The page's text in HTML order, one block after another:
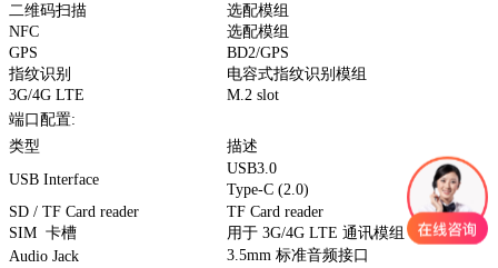
二维码扫描
选配模组
NFC
选配模组
GPS
BD2/GPS
指纹识别
电容式指纹识别模组
3G/4G LTE
M.2 slot
端口配置:
类型
描述
USB Interface
USB3.0
Type-C (2.0)
SD / TF Card reader
TF Card reader
SIM 卡槽
用于 3G/4G LTE 通讯模组
Audio Jack
3.5mm 标准音频接口